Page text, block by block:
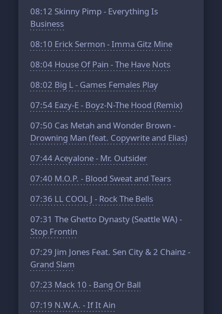
08:12 Skinny Pimp - Everything Is
Business
08:10 Erick Sermon - Imma Gitz Mine
08:04 House Of Pain - The Have Nots
08:02 Big L - Games Females Play
07:54 Eazy-E - Boyz-N-The Hood (Remix)
07:50 Cas Metah and Wonder Brown -
Drowning Man (feat. Copywrite and Elias)
07:44Aceyalone - Mr. Outsider
07:40 M.O.P. - Blood Sweat and Tears
07:36 LL COOL J - Rock The Bells
07:31 The Ghetto Dynasty (Seattle WA) -
Stop Frontin
07:29 Jim Jones Feat. Sen City & 2 Chainz -
Grand Slam
07:23 Mack 10 - Bang Or Ball
07:19 N.W.A. - If It Ain